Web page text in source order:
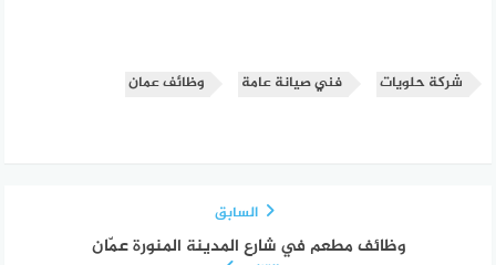
شركة حلويات فني صيانة عامة وظائف عمان
السابق
وظائف مطعم في شارع المدينة المنورة عمّان